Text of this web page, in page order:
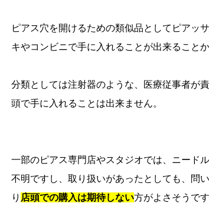
ピアス穴を開けるための類似品としてピアッ
キやコンビニで手に入れることが出来ること
分類としては注射器のような、医療従事者が
頭で手に入れることは出来ません。
一部のピアス専門店やスタジオでは、ニード
不明ですし、取り扱いがあったとしても、問
り 店頭での購入は期待しない方がよさそうです